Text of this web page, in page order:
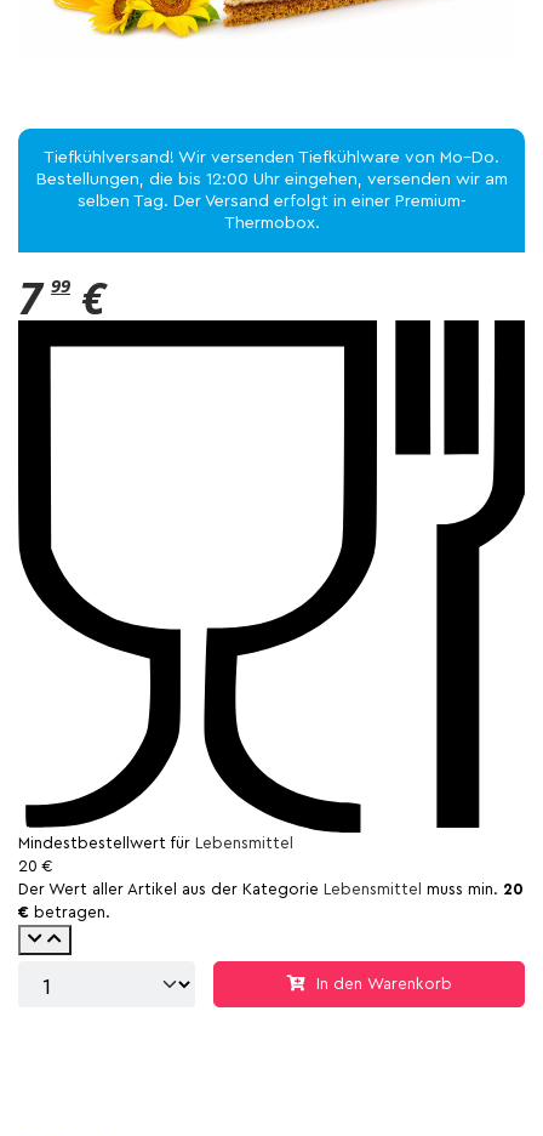
Tiefkühlversand! Wir versenden Tiefkühlware von Mo–Do.
Bestellungen, die bis 12:00 Uhr eingehen, versenden wir am
selben Tag. Der Versand erfolgt in einer Premium-
Thermobox.
7 99 €
Mindestbestellwert für Lebensmittel
20 €
Der Wert aller Artikel aus der Kategorie Lebensmittel muss min. 20
€ betragen.
In den Warenkorb